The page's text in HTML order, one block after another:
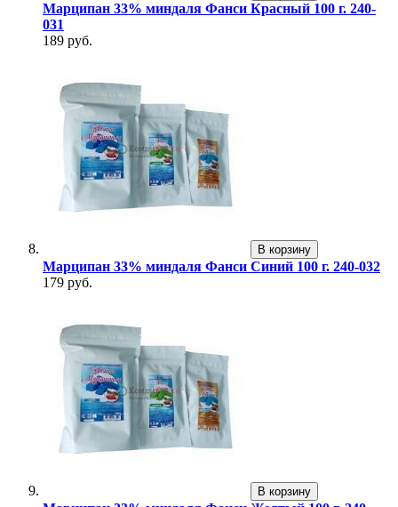
Марципан 33% миндаля Фанси Красный 100 г. 240-
031
189 руб.
В корзину
Марципан 33% миндаля Фанси Синий 100 г. 240-032
179 руб.
В корзину